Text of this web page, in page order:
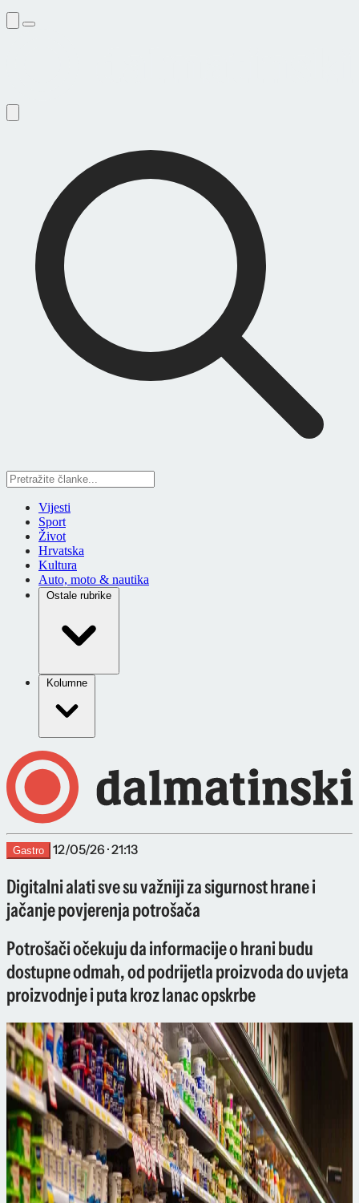
Vijesti
Sport
Život
Hrvatska
Kultura
Auto, moto & nautika
Ostale rubrike
Kolumne
Gastro 12/05/26 · 21:13
Digitalni alati sve su važniji za sigurnost hrane i
jačanje povjerenja potrošača
Potrošači očekuju da informacije o hrani budu
dostupne odmah, od podrijetla proizvoda do uvjeta
proizvodnje i puta kroz lanac opskrbe